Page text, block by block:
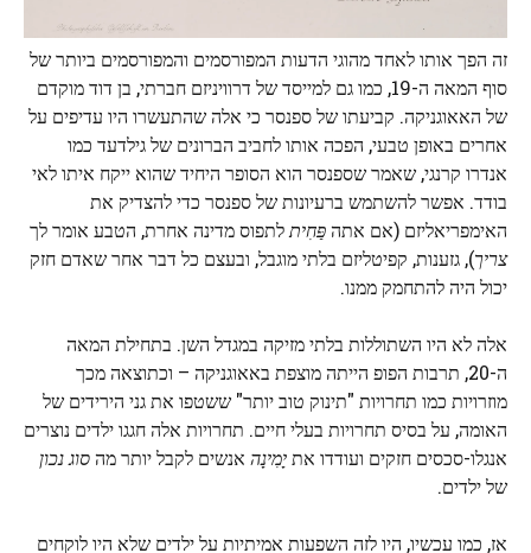
זה הפך אותו לאחד מהוגי הדעות המפורסמים והמפורסמים ביותר של
סוף המאה ה-19, כמו גם למייסד של דרוויניזם חברתי, בן דוד מוקדם
של האאוגניקה. קביעתו של ספנסר כי אלה שהתעשרו היו עדיפים על
אחרים באופן טבעי, הפכה אותו לחביב הברונים של גילדעד כמו
אנדרו קרנגי, שאמר שספנסר הוא הסופר היחיד שהוא ייקח איתו לאי
בודד. אפשר להשתמש ברעיונות של ספנסר כדי להצדיק את
האימפריאליזם (אם אתהפַּחִיתלתפוס מדינה אחרת, הטבע אומר לך
צריך), גזענות, קפיטליזם בלתי מוגבל, ובעצם כל דבר אחר שאדם חזק
יכול היה להתחמק ממנו.
אלה לא היו השתוללות בלתי מזיקה במגדל השן. בתחילת המאה
ה-20, תרבות הפופ הייתה מוצפת באאוגניקה – וכתוצאה מכך
מוזרויות כמו תחרויות "תינוק טוב יותר" ששטפו את גני הירידים של
האומה, על בסיס תחרויות בעלי חיים. תחרויות אלה חגגו ילדים נוצרים
אנגלו-סכסים חזקים ועודדו אתיָמִינָה אנשים לקבל יותר מהסוג נכון
של ילדים.
אז, כמו עכשיו, היו לזה השפעות אמיתיות על ילדים שלא היו לוקחים